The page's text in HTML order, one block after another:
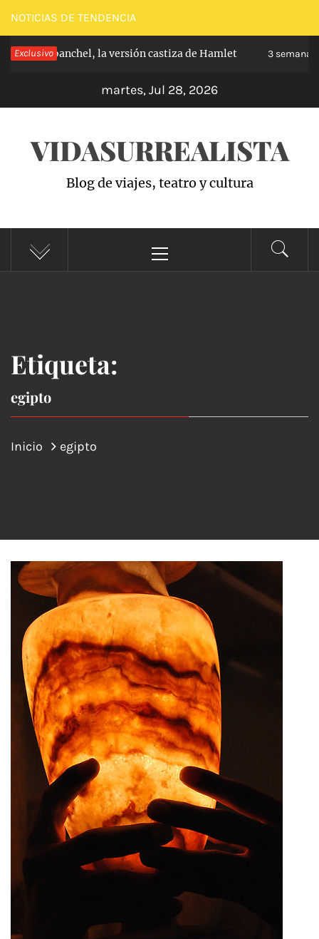
Saltar
al
contenido
NOTICIAS DE TENDENCIA
Exclusivo
de Carabanchel, la versión castiza de Hamlet 3 semanas
martes, Jul 28, 2026
VIDASURREALISTA
Blog de viajes, teatro y cultura
principal
Etiqueta:
egipto
Inicio egipto